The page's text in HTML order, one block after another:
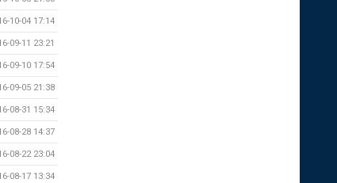
10-04 17:14
09-11 23:21
09-10 17:54
09-05 21:38
08-31 15:34
08-28 14:37
08-22 23:04
08-17 13:34